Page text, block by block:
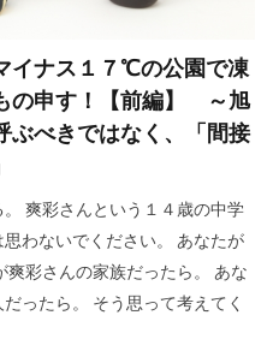
イナス１７℃の公園で凍
の申す！【前編】 ～旭
ぶべきではなく、「間接
爽彩さんという１４歳の中学
わないでください。 あなたが
彩さんの家族だったら。 あな
ったら。 そう思って考えてく